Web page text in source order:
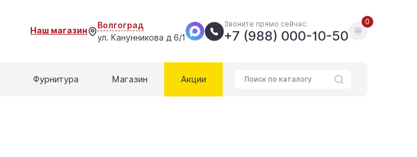
Наш магазин Волгоград
ул. Канунникова д 6/1
Звоните прямо сейчас:
+7 (988) 000-10-50
0
Фурнитура Магазин Акции